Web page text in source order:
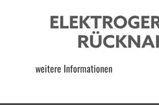
weitere Informationen